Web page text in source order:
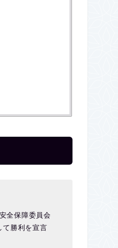
全保障委員会
て勝利を宣言